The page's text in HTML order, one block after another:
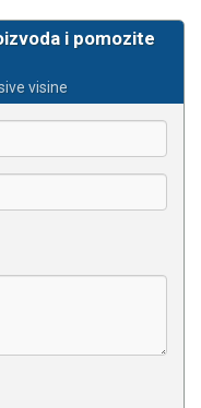
i pomozite
visine